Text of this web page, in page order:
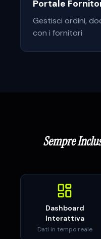
Portale
Gestisci ordini,
con i fornitori
Sempre
Dashboard
Interattiva
Dati in tempo reale